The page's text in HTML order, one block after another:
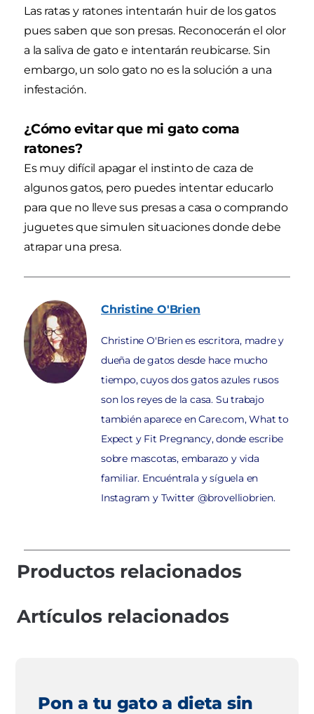
Las ratas y ratones intentarán huir de los gatos
pues saben que son presas. Reconocerán el olor
a la saliva de gato e intentarán reubicarse. Sin
embargo, un solo gato no es la solución a una
infestación.
¿Cómo evitar que mi gato coma
ratones?
Es muy difícil apagar el instinto de caza de
algunos gatos, pero puedes intentar educarlo
para que no lleve sus presas a casa o comprando
juguetes que simulen situaciones donde debe
atrapar una presa.
Christine O'Brien
Christine O'Brien es escritora, madre y
dueña de gatos desde hace mucho
tiempo, cuyos dos gatos azules rusos
son los reyes de la casa. Su trabajo
también aparece en Care.com, What to
Expect y Fit Pregnancy, donde escribe
sobre mascotas, embarazo y vida
familiar. Encuéntrala y síguela en
Instagram y Twitter @brovelliobrien.
Productos relacionados
Artículos relacionados
Pon a tu gato a dieta sin